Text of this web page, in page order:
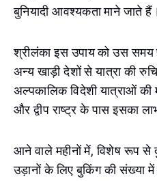
बुनियादी आवश्यकता माने जाते हैं।
श्रीलंका इस उपाय को उस
अन्य खाड़ी देशों से यात्रा की
अल्पकालिक विदेशी यात्राओं
और द्वीप राष्ट्र के पास इसका
आने वाले महीनों में, विशेष रूप से
उड़ानों के लिए बुकिंग की संख्या में